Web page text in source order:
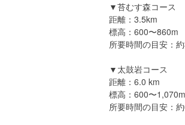
▼苔むす森コース
距離：3.5km
標高：600〜860m
所要時間の目安：
▼太鼓岩コース
距離：6.0 km
標高：600〜1,070m
所要時間の目安：